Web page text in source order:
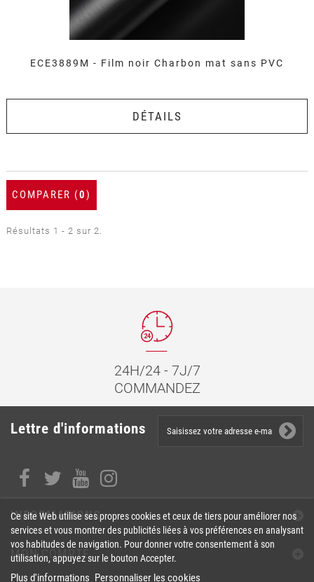
ECE3889M - Film noir Charbon mat sans PVC
DÉTAILS
COMPARER (0)
Résultats 1 - 2 sur 2.
24H/24 - 7J/7
COMMANDEZ
Lettre d'informations
INFORMATIONS
MON COMPTE
Ce site Web utilise ses propres cookies et ceux de tiers pour améliorer nos
services et vous montrer des publicités liées à vos préférences en analysant
vos habitudes de navigation. Pour donner votre consentement à son
utilisation, appuyez sur le bouton Accepter.
Plus d'informations Personnaliser les cookies